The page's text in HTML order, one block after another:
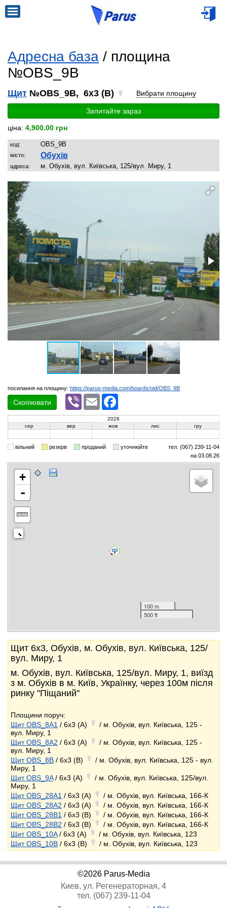
Адресна база / площина
№OBS_9B
Щит №OBS_9B, 6x3 (B) Вибрати площину
Запитайте зараз
ціна: 4,900.00 грн
код: OBS_9B
місто: Обухів
адреса: м. Обухів, вул. Київська, 125/вул. Миру, 1
посилання на площину: https://parus-media.com/boards/oid/OBS_9B
Скопіювати
Viber Email
2026
сер
вер жов лис гру
вільний резерв проданий уточнюйте
тел. (067) 239-11-04
на 03.08.26
+
-
100 m
500 ft
Щит 6x3, Обухів, м. Обухів, вул. Київська, 125/
вул. Миру, 1
м. Обухів, вул. Київська, 125/вул. Миру, 1, виїзд
з м. Обухів в м. Київ, Українку, через 100м після
ринку "Піщаний"
Площини поруч:
Щит OBS_8A1 / 6x3 (A)
/ м. Обухів, вул. Київська, 125 -
вул. Миру, 1
Щит OBS_8A2 / 6x3 (A)
/ м. Обухів, вул. Київська, 125 -
вул. Миру, 1
Щит OBS_8B / 6x3 (B)
/ м. Обухів, вул. Київська, 125 - вул.
Миру, 1
Щит OBS_9A/ 6x3 (A)
/ м. Обухів, вул. Київська, 125/вул.
Миру, 1
Щит OBS_28A1 / 6x3 (A)
/ м. Обухів, вул. Київська, 166-К
Щит OBS_28A2 / 6x3 (A)
/ м. Обухів, вул. Київська, 166-К
Щит OBS_28B1 / 6x3 (B)
/ м. Обухів, вул. Київська, 166-К
Щит OBS_28B2 / 6x3 (B)
/ м. Обухів, вул. Київська, 166-К
Щит OBS_10A/ 6x3 (A)
/ м. Обухів, вул. Київська, 123
Щит OBS_10B / 6x3 (B) / м. Обухів, вул. Київська, 123
©2026 Parus-Media
Киев, ул. Регенераторная, 4
тел. (067) 239-11-04